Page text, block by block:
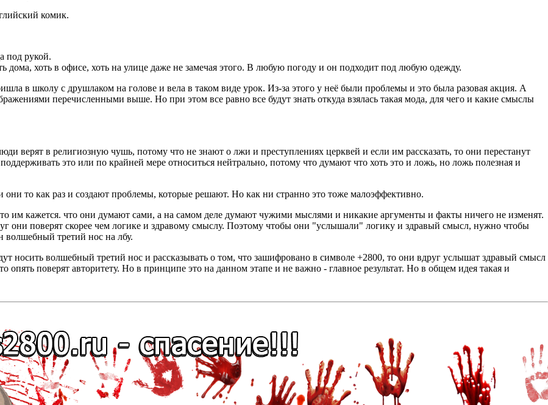
комик.
под рукой.
дома, хоть в офисе, хоть на улице даже не замечая этого. В любую погоду и он подходит под любую одежду.
в школу с друшлаком на голове и вела в таком виде урок. Из-за этого у неё были проблемы и это была разовая акция. А
перечисленными выше. Но при этом все равно все будут знать откуда взялась такая мода, для чего и какие смыслы
верят в религиозную чушь, потому что не знают о лжи и преступлениях церквей и если им рассказать, то они перестанут
это или по крайней мере относиться нейтрально, потому что думают что хоть это и ложь, но ложь полезная и
то как раз и создают проблемы, которые решают. Но как ни странно это тоже малоэффективно.
им кажется. что они думают сами, а на самом деле думают чужими мыслями и никакие аргументы и факты ничего не изменят.
они поверят скорее чем логике и здравому смыслу. Поэтому чтобы они "услышали" логику и здравый смысл, нужно чтобы
третий нос на лбу.
носить волшебный третий нос и рассказывать о том, что зашифровано в символе +2800, то они вдруг услышат здравый смысл
поверят авторитету. Но в принципе это на данном этапе и не важно - главное результат. Но в общем идея такая и